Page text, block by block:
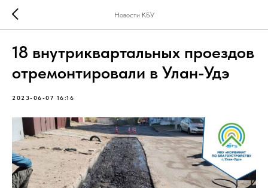
Новости КБУ
18 внутриквартальных проездов
отремонтировали в Улан-Удэ
2023-06-07 16:16